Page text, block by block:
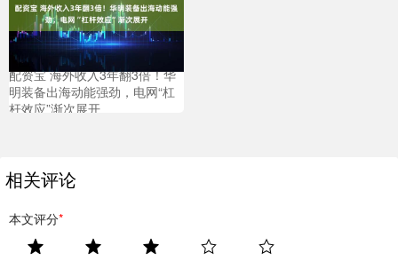
配资宝 海外收入3年翻3倍！华
明装备出海动能强劲，电网“杠
杆效应”渐次展开
相关评论
本文评分*